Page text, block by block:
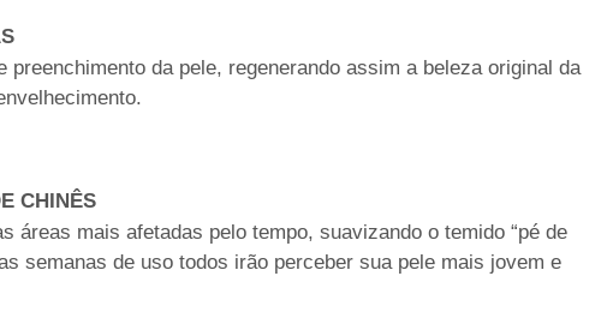
preenchimento da pele, regenerando assim a beleza original da
CHINÊS
áreas mais afetadas pelo tempo, suavizando o temido “pé de
semanas de uso todos irão perceber sua pele mais jovem e